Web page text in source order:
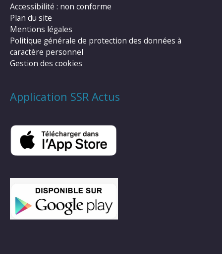
Accessibilité : non conforme
Plan du site
Mentions légales
Politique générale de protection des données à
caractère personnel
Gestion des cookies
Application SSR Actus